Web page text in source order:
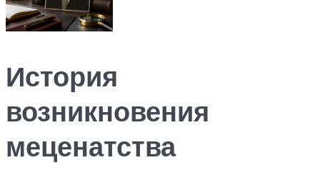
История
возникновения
меценатства